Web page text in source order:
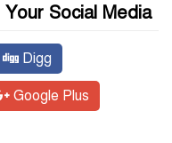
Social Media
Digg
Google Plus